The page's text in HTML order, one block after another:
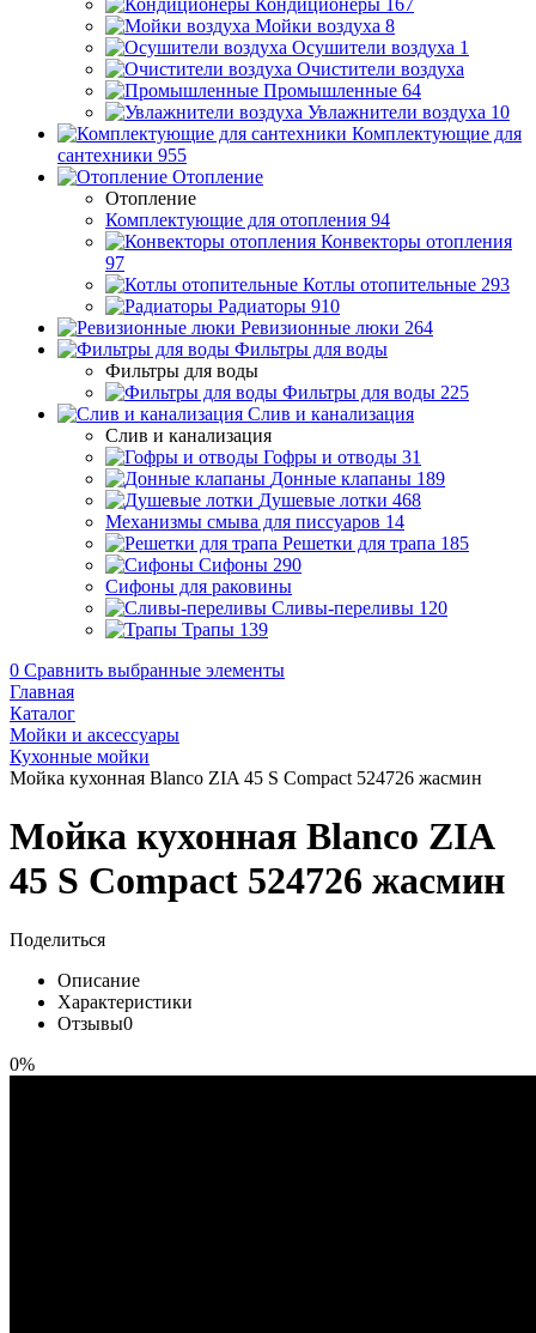
Кондиционеры
167
Мойки воздуха 8
Осушители воздуха 1
Очистители воздуха
Промышленные 64
Увлажнители воздуха 10
Комплектующие для
сантехники 955
Отопление
Отопление
Комплектующие для отопления 94
Конвекторы отопления
97
Котлы отопительные 293
Радиаторы 910
Ревизионные люки 264
Фильтры для воды
Фильтры для воды
Фильтры для воды 225
Слив и канализация
Слив и канализация
Гофры и отводы 31
Донные клапаны 189
Душевые лотки 468
Механизмы смыва для писсуаров 14
Решетки для трапа 185
Сифоны 290
Сифоны для раковины
Сливы-переливы 120
Трапы 139
0 Сравнить выбранные элементы
Главная
Каталог
Мойки и аксессуары
Кухонные мойки
Мойка кухонная Blanco ZIA 45 S Compact 524726 жасмин
Мойка кухонная Blanco ZIA
45 S Compact 524726 жасмин
Поделиться
Описание
Характеристики
Отзывы0
0%